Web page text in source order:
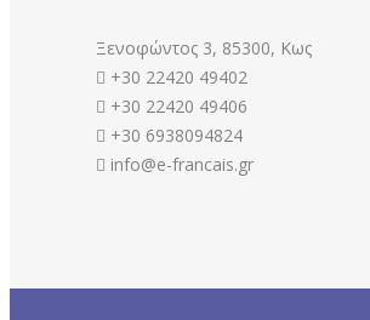
Ξενοφώντος 3, 85300, Κως
+30 22420 49402
+30 22420 49406
+30 6938094824
info@e-francais.gr